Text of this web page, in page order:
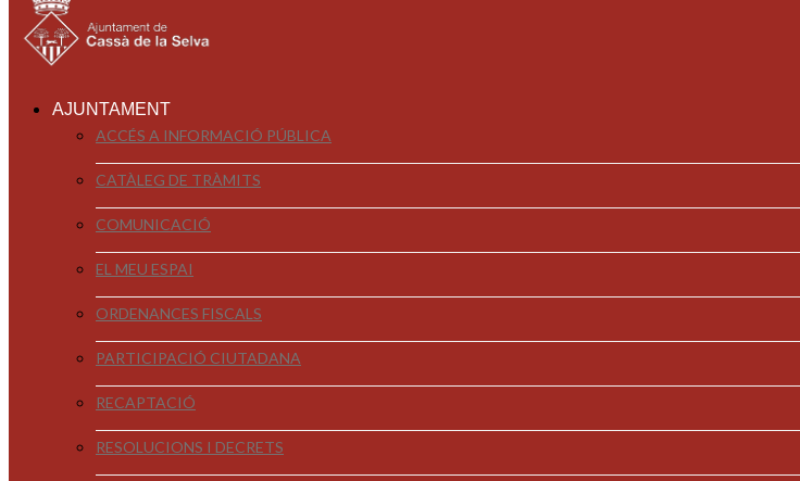
AJUNTAMENT
ACCÉS A INFORMACIÓ PÚBLICA
CATÀLEG DE TRÀMITS
COMUNICACIÓ
EL MEU ESPAI
ORDENANCES FISCALS
PARTICIPACIÓ CIUTADANA
RECAPTACIÓ
RESOLUCIONS I DECRETS